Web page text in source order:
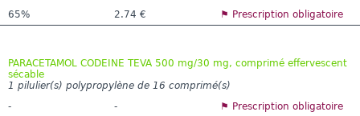
65%
2.74 € ⚑ Prescription obligatoire
PARACETAMOL CODEINE TEVA 500 mg/30 mg, comprimé effervescent
sécable
1 pilulier(s) polypropylène de 16 comprimé(s)
-
- ⚑ Prescription obligatoire